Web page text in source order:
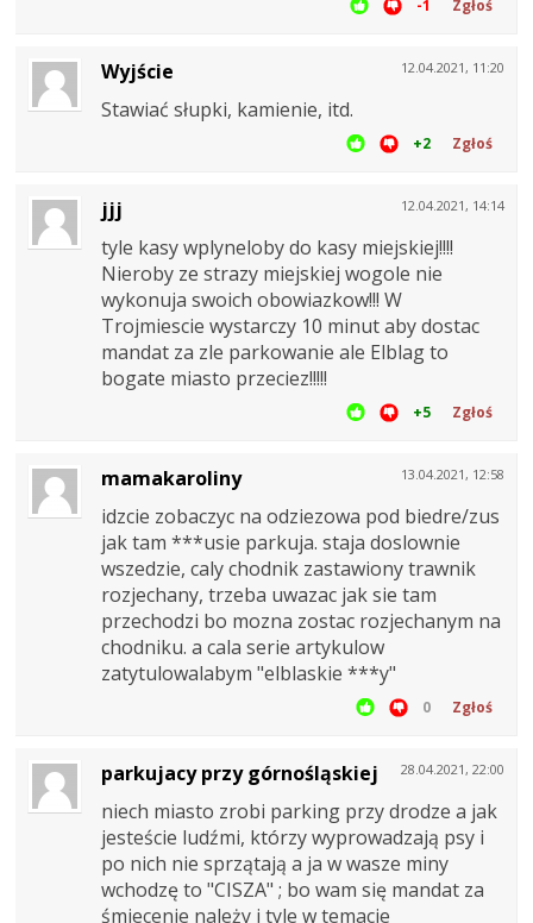
-1 Zgłoś
12.04.2021, 11:20
Wyjście
Stawiać słupki, kamienie, itd.
+2 Zgłoś
12.04.2021, 14:14
jjj
tyle kasy wplyneloby do kasy miejskiej!!!!
Nieroby ze strazy miejskiej wogole nie
wykonuja swoich obowiazkow!!! W
Trojmiescie wystarczy 10 minut aby dostac
mandat za zle parkowanie ale Elblag to
bogate miasto przeciez!!!!!
+5 Zgłoś
13.04.2021, 12:58
mamakaroliny
idzcie zobaczyc na odziezowa pod biedre/zus
jak tam ***usie parkuja. staja doslownie
wszedzie, caly chodnik zastawiony trawnik
rozjechany, trzeba uwazac jak sie tam
przechodzi bo mozna zostac rozjechanym na
chodniku. a cala serie artykulow
zatytulowalabym "elblaskie ***y"
0 Zgłoś
28.04.2021, 22:00
parkujacy przy górnośląskiej
niech miasto zrobi parking przy drodze a jak
jesteście ludźmi, którzy wyprowadzają psy i
po nich nie sprzątają a ja w wasze miny
wchodzę to "CISZA" ; bo wam się mandat za
śmiecenie należy i tyle w temacie